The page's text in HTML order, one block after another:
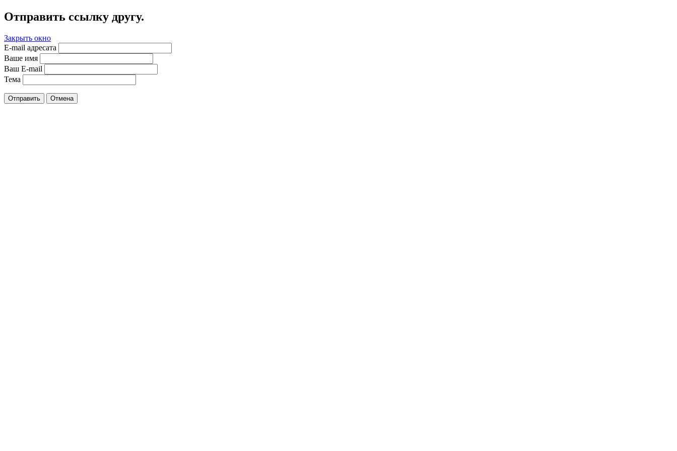
Отправить ссылку другу.
Закрыть окно
E-mail адресата
Ваше имя
Ваш E-mail
Тема
Отправить Отмена